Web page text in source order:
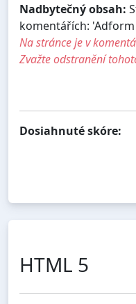
Nadbytečný obsah:
komentářích: 'Adform
Na stránce je v
Zvažte odstranění
Dosiahnuté skóre:
HTML 5